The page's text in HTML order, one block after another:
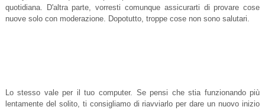
quotidiana. D'altra parte, vorresti comunque assicurarti di provare cose
nuove solo con moderazione. Dopotutto, troppe cose non sono salutari.
Lo stesso vale per il tuo computer. Se pensi che stia funzionando più
lentamente del solito, ti consigliamo di riavviarlo per dare un nuovo inizio